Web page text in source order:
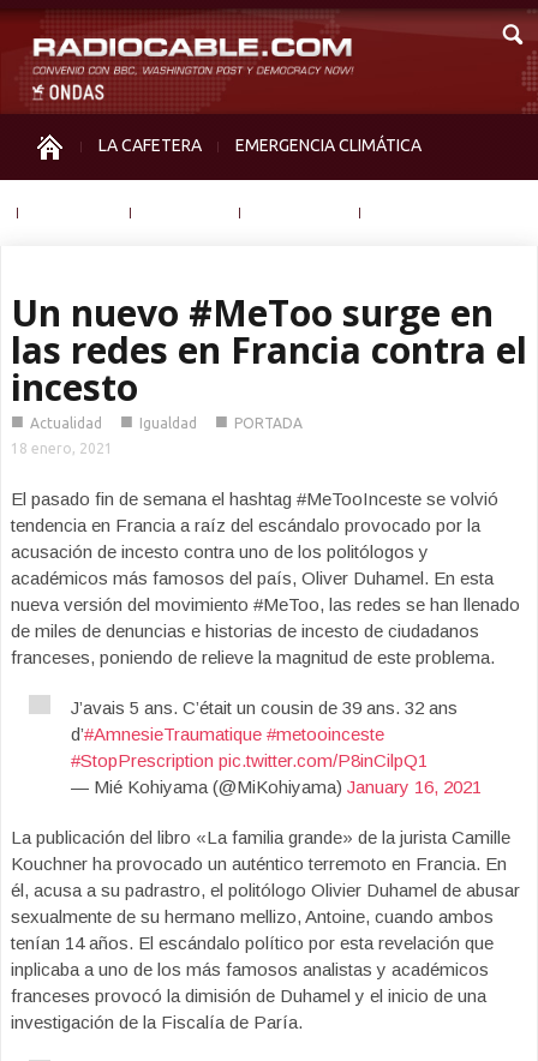
LA CAFETERA EMERGENCIA CLIMÁTICA
Un nuevo #MeToo surge en
las redes en Francia contra el
incesto
■ Actualidad ■ Igualdad ■ PORTADA
18 enero, 2021
El pasado fin de semana el hashtag #MeTooInceste se volvió
tendencia en Francia a raíz del escándalo provocado por la
acusación de incesto contra uno de los politólogos y
académicos más famosos del país, Oliver Duhamel. En esta
nueva versión del movimiento #MeToo, las redes se han llenado
de miles de denuncias e historias de incesto de ciudadanos
franceses, poniendo de relieve la magnitud de este problema.
J’avais 5 ans. C’était un cousin de 39 ans. 32 ans
d’#AmnesieTraumatique #metooinceste
#StopPrescription pic.twitter.com/P8inCilpQ1
— Mié Kohiyama (@MiKohiyama) January 16, 2021
La publicación del libro «La familia grande» de la jurista Camille
Kouchner ha provocado un auténtico terremoto en Francia. En
él, acusa a su padrastro, el politólogo Olivier Duhamel de abusar
sexualmente de su hermano mellizo, Antoine, cuando ambos
tenían 14 años. El escándalo político por esta revelación que
inplicaba a uno de los más famosos analistas y académicos
franceses provocó la dimisión de Duhamel y el inicio de una
investigación de la Fiscalía de Paría.